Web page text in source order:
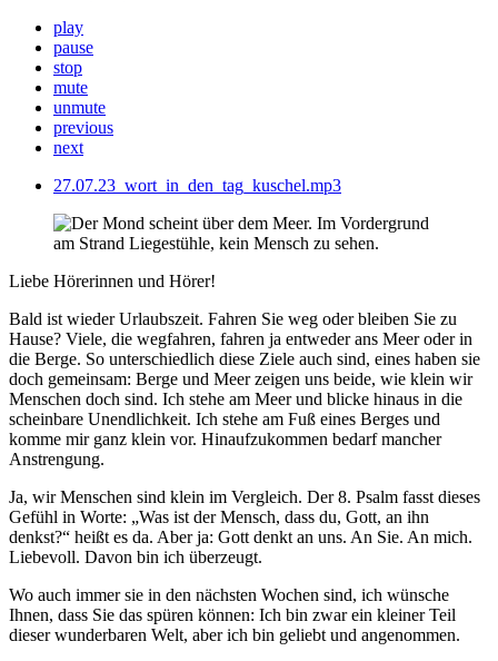
play
pause
stop
mute
unmute
previous
next
27.07.23_wort_in_den_tag_kuschel.mp3
Liebe Hörerinnen und Hörer!
Bald ist wieder Urlaubszeit. Fahren Sie weg oder bleiben Sie zu
Hause? Viele, die wegfahren, fahren ja entweder ans Meer oder in
die Berge. So unterschiedlich diese Ziele auch sind, eines haben sie
doch gemeinsam: Berge und Meer zeigen uns beide, wie klein wir
Menschen doch sind. Ich stehe am Meer und blicke hinaus in die
scheinbare Unendlichkeit. Ich stehe am Fuß eines Berges und
komme mir ganz klein vor. Hinaufzukommen bedarf mancher
Anstrengung.
Ja, wir Menschen sind klein im Vergleich. Der 8. Psalm fasst dieses
Gefühl in Worte: „Was ist der Mensch, dass du, Gott, an ihn
denkst?“ heißt es da. Aber ja: Gott denkt an uns. An Sie. An mich.
Liebevoll. Davon bin ich überzeugt.
Wo auch immer sie in den nächsten Wochen sind, ich wünsche
Ihnen, dass Sie das spüren können: Ich bin zwar ein kleiner Teil
dieser wunderbaren Welt, aber ich bin geliebt und angenommen.